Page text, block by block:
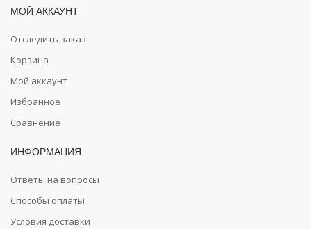
МОЙ АККАУНТ
Отследить заказ
Корзина
Мой аккаунт
Избранное
Сравнение
ИНФОРМАЦИЯ
Ответы на вопросы
Способы оплаты
Условия доставки